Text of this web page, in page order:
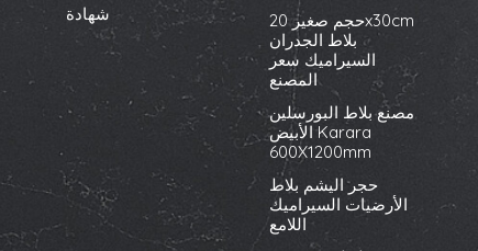
شهادة
حجم صغير 20x30cm
بلاط الجدران
السيراميك سعر
المصنع
مصنع بلاط البورسلين
الأبيض Karara
600X1200mm
حجر اليشم بلاط
الأرضيات السيراميك
اللامع